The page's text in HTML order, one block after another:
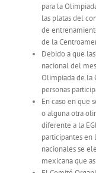
para la
las platas del
de
de la
Debido a que
nacional del
Olimpiada de la
personas
En caso en que
o alguna otra
diferente a la
participantes en
nacionales se
mexicana que